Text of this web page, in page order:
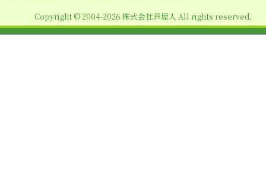
ン
Copyright © 2004-2026 株式会社芦屋人 All rights reserved.